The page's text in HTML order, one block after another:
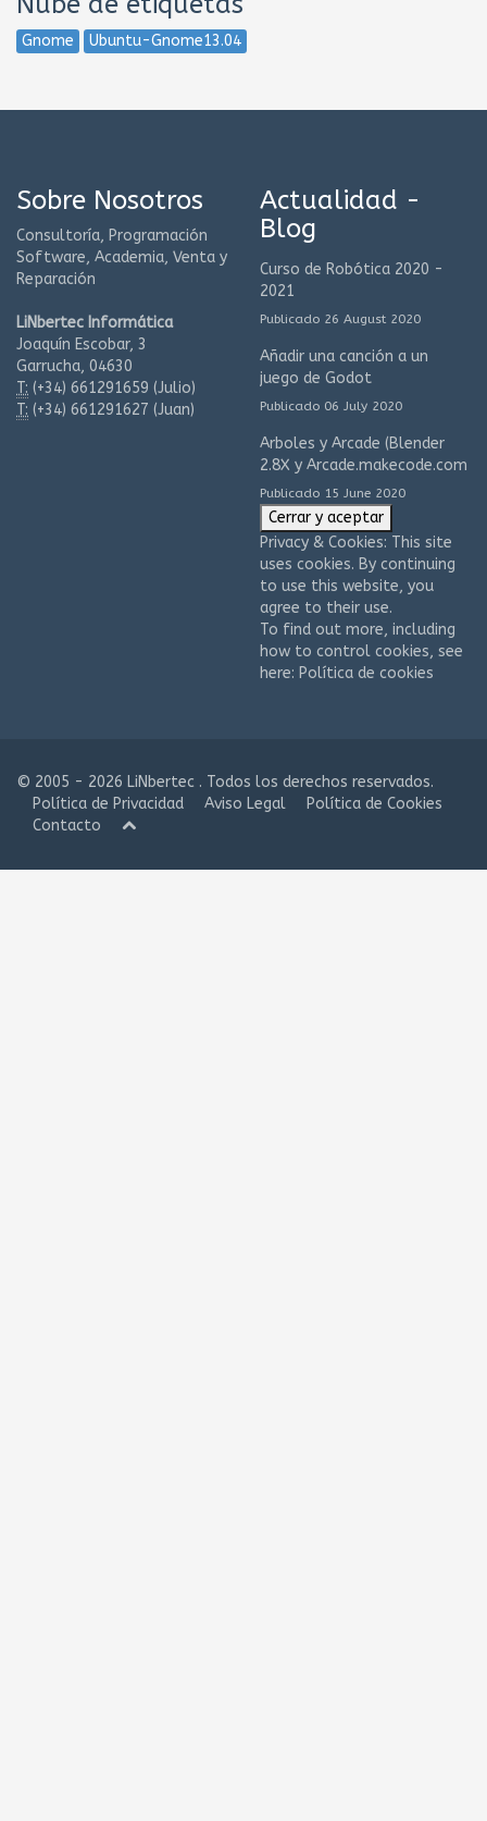
Gnome Ubuntu-Gnome13.04
Sobre Nosotros
Consultoría, Programación
Software, Academia, Venta y
Reparación
LiNbertec Informática
Joaquín Escobar, 3
Garrucha, 04630
T: (+34) 661291659 (Julio)
T: (+34) 661291627 (Juan)
Actualidad -
Blog
Curso de Robótica 2020 -
2021
Publicado 26 August 2020
Añadir una canción a un
juego de Godot
Publicado 06 July 2020
Arboles y Arcade (Blender
2.8X y Arcade.makecode.com
Publicado 15 June 2020
Privacy & Cookies: This site
uses cookies. By continuing
to use this website, you
agree to their use.
To find out more, including
how to control cookies, see
here: Política de cookies
© 2005 - 2026 LiNbertec . Todos los derechos reservados.
Política de Privacidad
Aviso Legal
Política de Cookies
Contacto